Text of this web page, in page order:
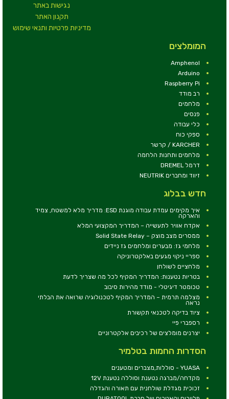
נגישות באתר
תקנון האתר
מדיניות פרטיות ותנאי שימוש
המומלצים
Amphenol
Arduino
Raspberry Pi
רב מודד
מלחמים
פנסים
כלי עבודה
ספקי כוח
KARCHER / קרשר
מלחמים ותחנות הלחמה
דרמל DREMEL
זיווד ומחברים NEUTRIK
חדש בבלוג
איך מקימים עמדת עבודה מוגנת ESD: מדריך מלא למשטח, צמיד
והארקה
אקדח אוויר לתעשייה – המדריך המקצועי המלא
ממסרים מצב מוצק – Solid State Relay
מלחמי גז: מבערים ומלחמים גז ניידים
ספריי ניקוי מגעים באלקטרוניקה
מלחציים לשולחן
בטריות נטענות: המדריך המקיף לכל מה שצריך לדעת
טכומטר דיגיטלי - מודד מהירות סיבוב
מצלמה תרמית – המדריך המקיף לטכנולוגיה שרואה את הבלתי
נראה
ציוד בדיקה לטכנאי תקשורת
רספברי פיי
יצרנים מומלצים של רכיבים אלקטרוניים
הסדרות החמות בטלמיר
YUASA - סוללות,מצברים ומטענים
מקדחה/מברגה נטענת וסוללה נטענת 12V
זכוכית מגדלת שולחנית עם תאורה והגדלה